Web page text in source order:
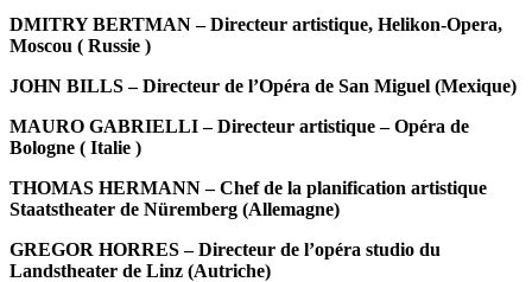
DMITRY BERTMAN – Directeur artistique, Helikon-Opera,
Moscou ( Russie )
JOHN BILLS – Directeur de l’Opéra de San Miguel (Mexique)
MAURO GABRIELLI – Directeur artistique – Opéra de
Bologne ( Italie )
THOMAS HERMANN – Chef de la planification artistique
Staatstheater de Nüremberg (Allemagne)
GREGOR HORRES – Directeur de l’opéra studio du
Landstheater de Linz (Autriche)